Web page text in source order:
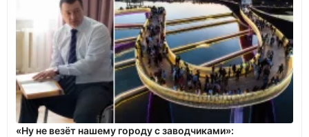
«Ну не везёт нашему городу с заводчиками»: